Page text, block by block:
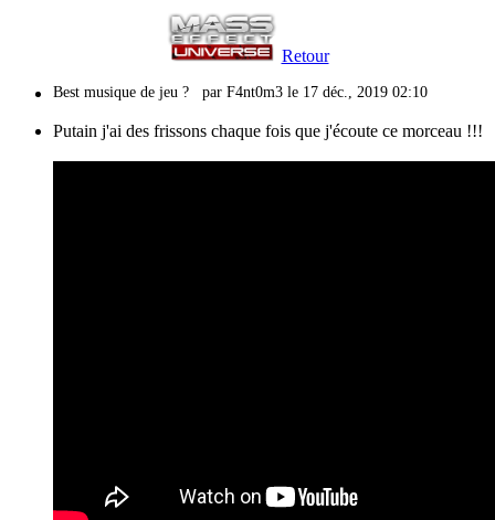
Retour
Best musique de jeu ? par F4nt0m3 le 17 déc., 2019 02:10
Putain j'ai des frissons chaque fois que j'écoute ce morceau !!!